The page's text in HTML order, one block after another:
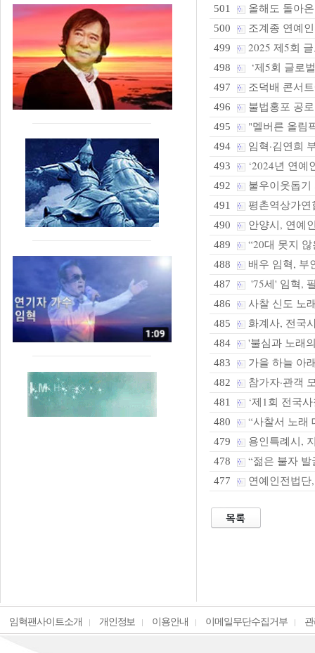
501 올해도 돌아
500 조계종 연예
499 2025 제5회
498 ‘제5회 글로
497 조덕배 콘서
496 불법홍포 공
495 "멜버른 올림
494 임혁·김연희
493 ‘2024년 연예
492 불우이웃돕
491 평촌역상가연
490 안양시, 연예
489 “20대 못지
488 배우 임혁,
487 '75세' 임혁,
486 사찰 신도 노
485 화계사, 전국
484 '불심과 노래
483 가을 하늘 아
482 참가자·관객
481 ‘제1회 전국
480 “사찰서 노래
479 용인특례시,
478 “젊은 불자
477 연예인전법
임혁팬사이트소개 개인정보 이용안내 이메일무단수집거부